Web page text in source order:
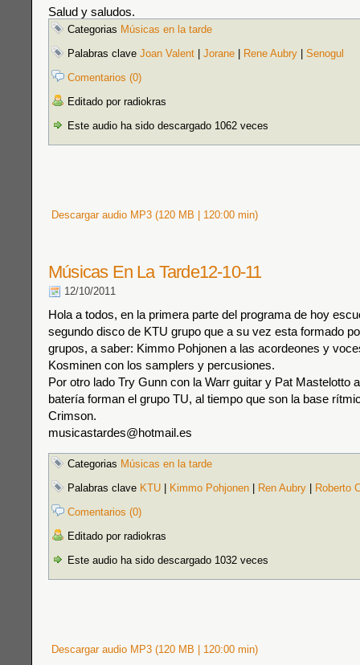
Salud y saludos.
Categorias Músicas en la tarde
Palabras clave Joan Valent Jorane Rene Aubry
Senogul
Comentarios (0)
Editado por radiokras
Este audio ha sido descargado 1062 veces
Descargar audio MP3 (120 MB | 120:00 min)
Músicas En La Tarde12-10-11
12/10/2011
Hola a todos, en la primera parte del programa de hoy
segundo disco de KTU grupo que a su vez esta formado
grupos, a saber: Kimmo Pohjonen a las acordeones y
Kosminen con los samplers y percusiones.
Por otro lado Try Gunn con la Warr guitar y Pat Mastelotto
batería forman el grupo TU, al tiempo que son la base
Crimson.
musicastardes@hotmail.es
Categorias Músicas en la tarde
Palabras clave KTU Kimmo Pohjonen Ren Aubry
Roberto
Comentarios (0)
Editado por radiokras
Este audio ha sido descargado 1032 veces
Descargar audio MP3 (120 MB | 120:00 min)